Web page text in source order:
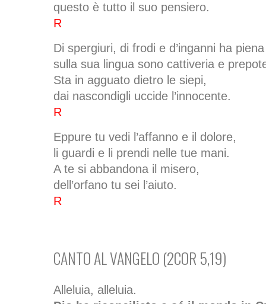
questo è tutto il suo pensiero.
R
Di spergiuri, di frodi e d’inganni ha
sulla sua lingua sono cattiveria e
Sta in agguato dietro le siepi,
dai nascondigli uccide l’innocente.
R
Eppure tu vedi l’affanno e il dolore,
li guardi e li prendi nelle tue mani.
A te si abbandona il misero,
dell’orfano tu sei l’aiuto.
R
CANTO AL VANGELO (2COR 5,19)
Alleluia, alleluia.